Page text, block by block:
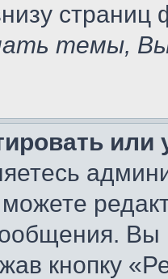
темы,
Вы
кнопку